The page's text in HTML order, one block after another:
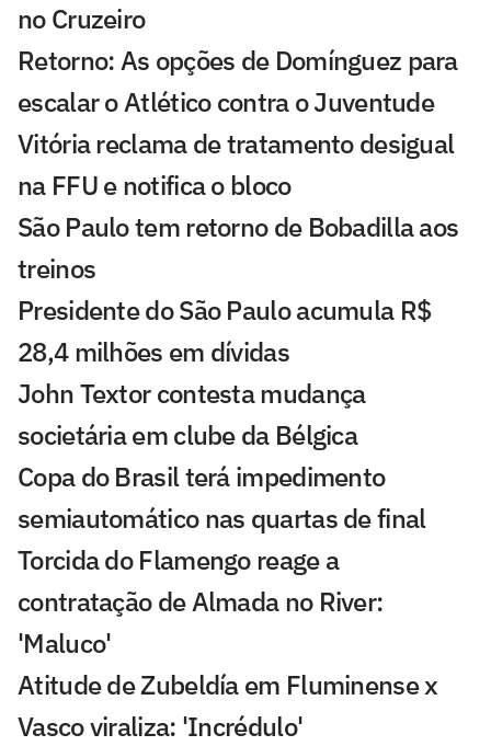
no Cruzeiro
Retorno: As opções de Domínguez para
escalar o Atlético contra o Juventude
Vitória reclama de tratamento desigual
na FFU e notifica o bloco
São Paulo tem retorno de Bobadilla aos
treinos
Presidente do São Paulo acumula R$
28,4 milhões em dívidas
John Textor contesta mudança
societária em clube da Bélgica
Copa do Brasil terá impedimento
semiautomático nas quartas de final
Torcida do Flamengo reage a
contratação de Almada no River:
'Maluco'
Atitude de Zubeldía em Fluminense x
Vasco viraliza: 'Incrédulo'